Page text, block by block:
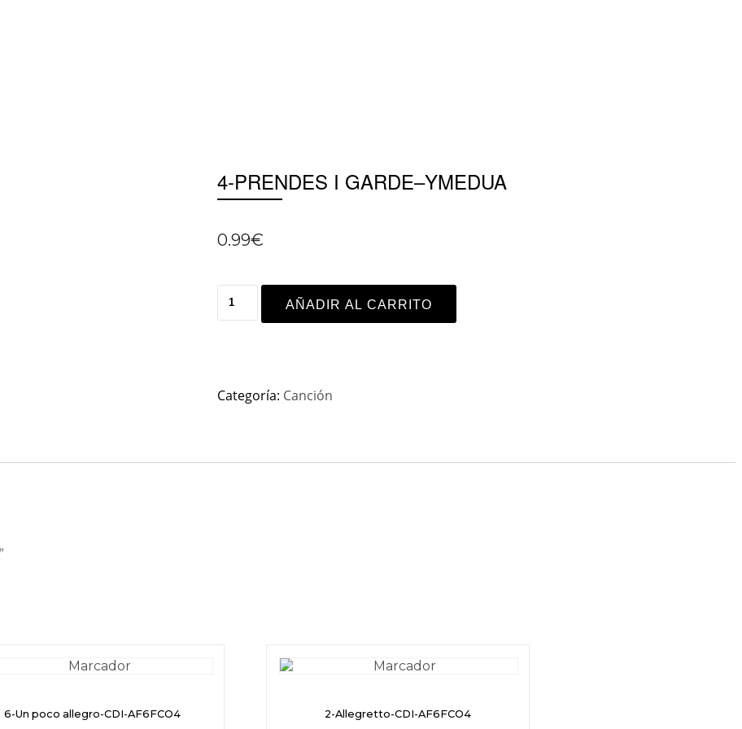
4-PRENDES I GARDE–YMEDUA
0.99€
AÑADIR AL CARRITO
Categoría: Canción
6-Un poco allegro-CDI-AF6FCO4 2-Allegretto-CDI-AF6FCO4